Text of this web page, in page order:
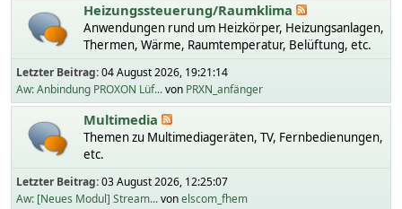
Heizungssteuerung/Raumklima
Anwendungen rund um Heizkörper, Heizungsanlagen,
Thermen, Wärme, Raumtemperatur, Belüftung, etc.
Letzter Beitrag:04 August 2026, 19:21:14
Aw: Anbindung PROXON Lüf...von PRXN_anfänger
Multimedia
Themen zu Multimediageräten, TV, Fernbedienungen,
etc.
Letzter Beitrag:03 August 2026, 12:25:07
Aw: [Neues Modul] Stream...vonelscom_fhem